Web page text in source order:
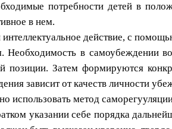
потребности детей в
в нем.
интеллектуальное действие, с
Необходимость в самоубеждении
позиции. Затем формируются
зависит от качеств личности
использовать метод
указании себе порядка